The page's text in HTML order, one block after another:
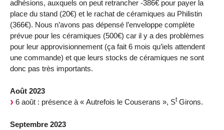
adhésions, auxquels on peut retrancher -386€ pour payer la
place du stand (20€) et le rachat de céramiques au Philistin
(366€). Nous n’avons pas dépensé l’enveloppe complète
prévue pour les céramiques (500€) car il y a des problèmes
pour leur approvisionnement (ça fait 6 mois qu’iels attendent
une commande) et que leurs stocks de céramiques ne sont
donc pas très importants.
Août 2023
6 août : présence à « Autrefois le Couserans », StGirons.
Septembre 2023